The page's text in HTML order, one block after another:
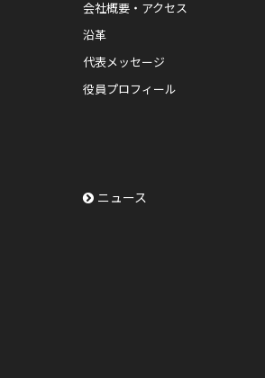
会社概要・アクセス
沿革
代表メッセージ
役員プロフィール
ニュース